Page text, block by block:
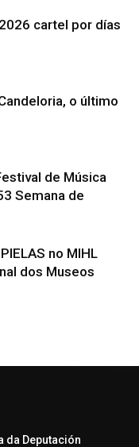
cartel por días
o último
de Música
Semana de
no MIHL
dos Museos
da Deputación